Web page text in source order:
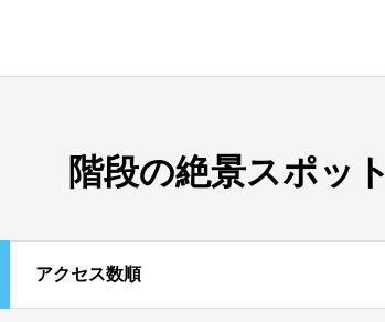
階段の絶景スポット
アクセス数順